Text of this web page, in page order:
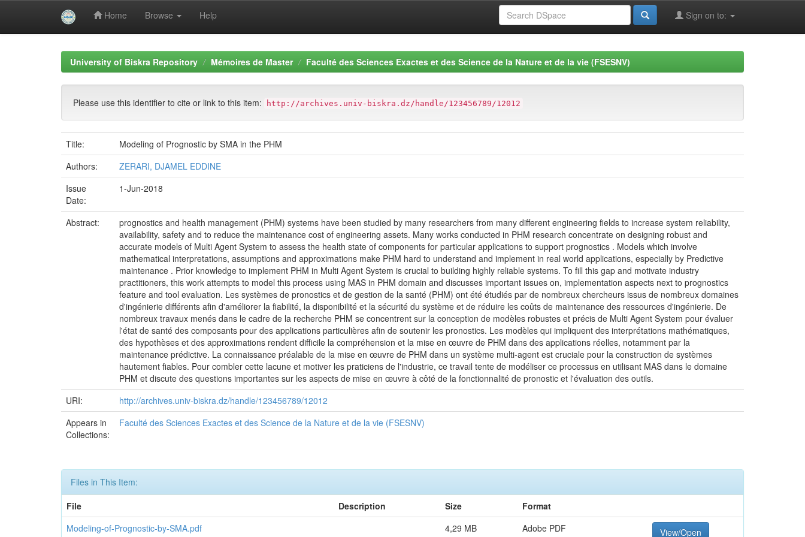
Home Browse Help Sign on to:
University of Biskra Repository Mémoires de Master Faculté des Sciences Exactes et des Science de la Nature et de la vie (FSESNV)
Please use this identifier to cite or link to this item: http://archives.univ-biskra.dz/handle/123456789/12012
Title:
Modeling of Prognostic by SMA in the PHM
Authors:
ZERARI, DJAMEL EDDINE
Issue
Date:
1-Jun-2018
Abstract:
prognostics and health management (PHM) systems have been studied by many researchers from many different engineering fields to increase system reliability,
availability, safety and to reduce the maintenance cost of engineering assets. Many works conducted in PHM research concentrate on designing robust and
accurate models of Multi Agent System to assess the health state of components for particular applications to support prognostics . Models which involve
mathematical interpretations, assumptions and approximations make PHM hard to understand and implement in real world applications, especially by Predictive
maintenance . Prior knowledge to implement PHM in Multi Agent System is crucial to building highly reliable systems. To fill this gap and motivate industry
practitioners, this work attempts to model this process using MAS in PHM domain and discusses important issues on, implementation aspects next to prognostics
feature and tool evaluation. Les systèmes de pronostics et de gestion de la santé (PHM) ont été étudiés par de nombreux chercheurs issus de nombreux domaines
d'ingénierie différents afin d'améliorer la fiabilité, la disponibilité et la sécurité du système et de réduire les coûts de maintenance des ressources d'ingénierie. De
nombreux travaux menés dans le cadre de la recherche PHM se concentrent sur la conception de modèles robustes et précis de Multi Agent System pour évaluer
l'état de santé des composants pour des applications particulières afin de soutenir les pronostics. Les modèles qui impliquent des interprétations mathématiques,
des hypothèses et des approximations rendent difficile la compréhension et la mise en œuvre de PHM dans des applications réelles, notamment par la
maintenance prédictive. La connaissance préalable de la mise en œuvre de PHM dans un système multi-agent est cruciale pour la construction de systèmes
hautement fiables. Pour combler cette lacune et motiver les praticiens de l'industrie, ce travail tente de modéliser ce processus en utilisant MAS dans le domaine
PHM et discute des questions importantes sur les aspects de mise en œuvre à côté de la fonctionnalité de pronostic et l'évaluation des outils.
URI:
http://archives.univ-biskra.dz/handle/123456789/12012
Appears in
Collections:
Faculté des Sciences Exactes et des Science de la Nature et de la vie (FSESNV)
Files in This Item:
File
Description Size
Format
Modeling-of-Prognostic-by-SMA.pdf
4,29 MB Adobe PDF View/Open